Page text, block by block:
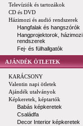
Televíziók és tartozákok
CD és DVD
Házimozi és audió rendszerek
Hangfalak és hangszórók
Hangprojektorok, házimozi
rendszerek
Fej- és fülhallgatók
AJÁNDÉK ÖTLETEK
KARÁCSONY
Valentin napi ötletek
Ajándék utalványok
Képkeretek, képtartók
Babás képkeretek
Családfa
Decor Interior képkeretek